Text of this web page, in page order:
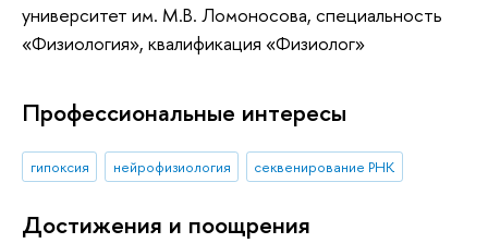
университет им. М.В. Ломоносова, специальность
«Физиология», квалификация «Физиолог»
Профессиональные интересы
гипоксия нейрофизиология секвенирование РНК
Достижения и поощрения